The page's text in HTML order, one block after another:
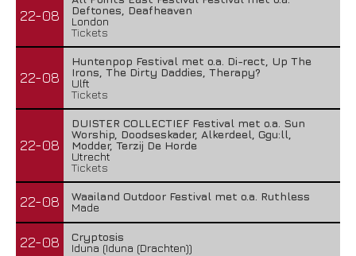
22-08
Deftones, Deafheaven
London
Tickets
22-08
Huntenpop Festival met o.a. Di-rect, Up The
Irons, The Dirty Daddies, Therapy?
Ulft
Tickets
22-08
DUISTER COLLECTIEF Festival met o.a. Sun
Worship, Doodseskader, Alkerdeel, Ggu:ll,
Modder, Terzij De Horde
Utrecht
Tickets
22-08
Waailand Outdoor Festival met o.a. Ruthless
Made
22-08
Cryptosis
Iduna (Iduna (Drachten))